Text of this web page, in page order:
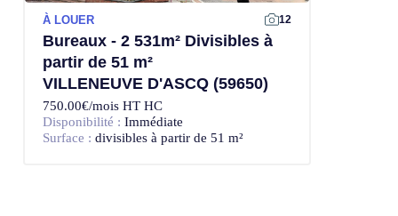
À LOUER 12
Bureaux - 2 531m² Divisibles à
partir de 51 m²
VILLENEUVE D'ASCQ (59650)
750.00€/mois HT HC
Disponibilité : Immédiate
Surface : divisibles à partir de 51 m²